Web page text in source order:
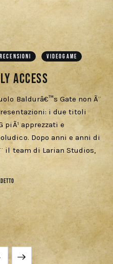
RECENSIONI VIDEOGAME
Access
Baldurâ€™s Gate non Ã¨
i due titoli
piÃ¹ apprezzati e
Dopo anni e anni di
il team di Larian Studios,